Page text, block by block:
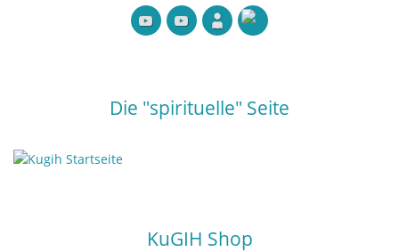
Die "spirituelle" Seite
KuGIH Shop